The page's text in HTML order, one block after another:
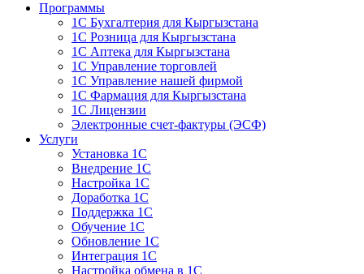
Программы
1С Бухгалтерия для Кыргызстана
1С Розница для Кыргызстана
1С Аптека для Кыргызстана
1С Управление торговлей
1С Управление нашей фирмой
1С Фармация для Кыргызстана
1С Лицензии
Электронные счет-фактуры (ЭСФ)
Услуги
Установка 1С
Внедрение 1С
Настройка 1С
Доработка 1С
Поддержка 1С
Обучение 1С
Обновление 1С
Интеграция 1С
Настройка обмена в 1С